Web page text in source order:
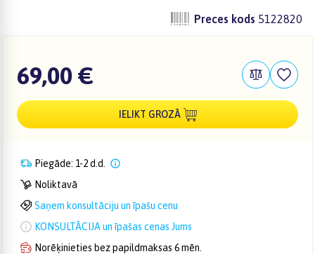
Preces kods 5122820
69,00 €
IELIKT GROZĀ
Piegāde: 1-2 d.d.
Noliktavā
Saņem konsultāciju un īpašu cenu
KONSULTĀCIJA un īpašas cenas Jums
Norēķinieties bez papildmaksas 6 mēn.